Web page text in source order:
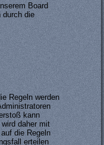
Board
durch die
Regeln werden
kann
daher mit
die Regeln
erteilen